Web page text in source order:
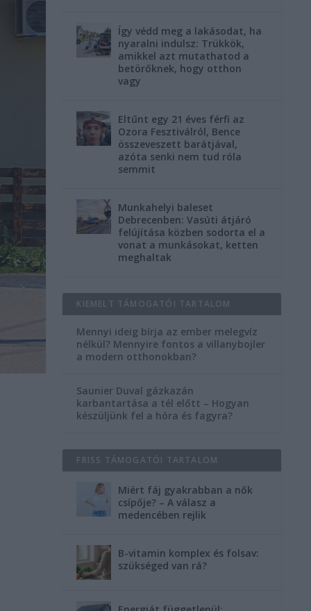
Így védd meg a lakásodat, ha
nyaralni indulsz: Trükkök,
amikkel azt mutathatod a
betörőknek, hogy otthon
vagy
Eltűnt egy 21 éves férfi az
Ozora Fesztiválról, Bence
összeveszett barátjával,
azóta senki nem tud róla
semmit
Munkahelyi baleset
Debrecenben: Vasúti átjáró
felújítása közben sodorta el a
vonat a munkásokat, ketten
meghaltak
KIEMELT TÁMOGATÓI TARTALOM
Mennyi ideig bírja az ember melegvíz
nélkül? Mennyire fontos a villanybojler
a modern otthonokban?
Saunier Duval gázkazán
karbantartása a tél előtt – Hogyan
készüljünk fel a hóra és fagyra?
FRISS TÁMOGATÓI TARTALOM
Miért fáj gyakrabban a nők
csípője? – A válasz a
medencében rejlik
B-vitamin komplex és folsav:
szükséged van rá?